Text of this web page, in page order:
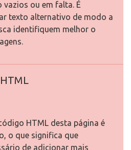
vazios ou em falta. É
texto alternativo de modo a
identifiquem melhor o
HTML desta página é
o que significa que
de adicionar mais